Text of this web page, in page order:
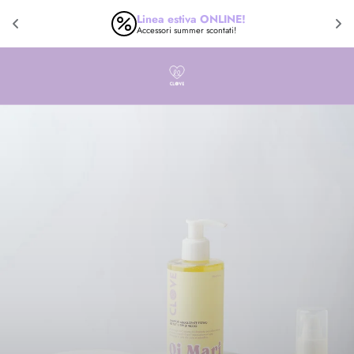
PORTACHIAVI LILLA ONLINE Shop now!
PRINCIPALE